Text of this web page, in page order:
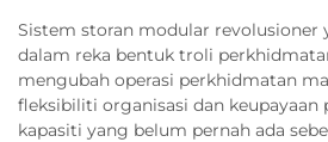
Sistem storan modular revolusioner
dalam reka bentuk troli
mengubah operasi perkhidmatan
fleksibiliti organisasi dan
kapasiti yang belum pernah ada